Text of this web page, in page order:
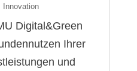
Innovation
Digital&Green
Ihrer
und